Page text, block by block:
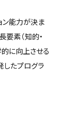
ン能力が決ま
要素（知的・
に向上させる
したプログラ